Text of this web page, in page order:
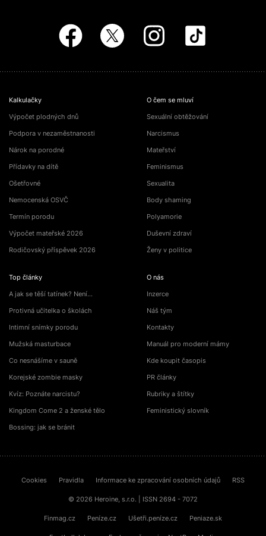
Kalkulačky
Výpočet plodných dnů
Podpora v nezaměstnanosti
Nárok na porodné
Přídavky na dítě
Ošetřovné
Nemocenská OSVČ
Termín porodu
Výpočet mateřské 2026
Rodičovský příspěvek 2026
Top články
A jak se těší tatínek? Není…
Protivná učitelka o školách
Intimní snímky porodu
Mužská masturbace
Co nesnášíme v sauně
Korejské zombie masky
Kvíz: Poznáte narcistu?
Kingdom Come 2 a ženské tělo
Bossing: jak se bránit
O čem se mluví
Sexuální obtěžování
Narcismus
Mateřství
Feminismus
Sexualita
Body shaming
Polyamorie
Duševní zdraví
Ženy v politice
O nás
Inzerce
Náš tým
Kontakty
Manuál pro moderní mámy
Kde koupit časopis
PR články
Rubriky a štítky
Feministický slovník
Cookies Pravidla Informace ke zpracování osobních údajů RSS
© 2026 Heroine, s.r.o. | ISSN 2694 - 7072
Finmag.cz Peníze.cz Ušetři.peníze.cz Peniaze.sk